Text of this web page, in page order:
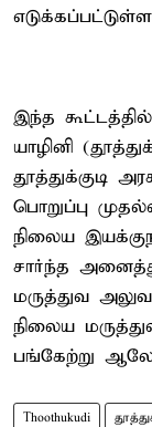
இந்த
யாழினி
தூத்துக்குடி
பொறுப்பு
நிலைய
சார்ந்த
மருத்துவ
நிலைய
பங்கேற்று
Thoothukudi